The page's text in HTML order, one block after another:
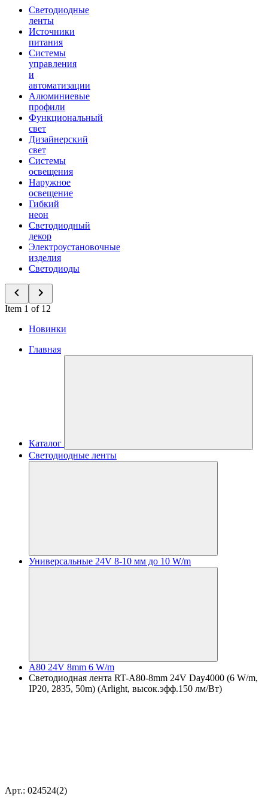
Светодиодные
ленты
Источники
питания
Системы
управления
и
автоматизации
Алюминиевые
профили
Функциональный
свет
Дизайнерский
свет
Системы
освещения
Наружное
освещение
Гибкий
неон
Светодиодный
декор
Электроустановочные
изделия
Светодиоды
Item 1 of 12
Новинки
Главная
Каталог
Светодиодные ленты
Универсальные 24V 8-10 мм до 10 W/m
A80 24V 8mm 6 W/m
Светодиодная лента RT-A80-8mm 24V Day4000 (6 W/m,
IP20, 2835, 50m) (Arlight, высок.эфф.150 лм/Вт)
Арт.: 024524(2)